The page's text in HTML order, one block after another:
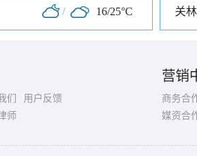
/ 16/25°C 关
们
用户反馈
师
营销
商务合
媒资合